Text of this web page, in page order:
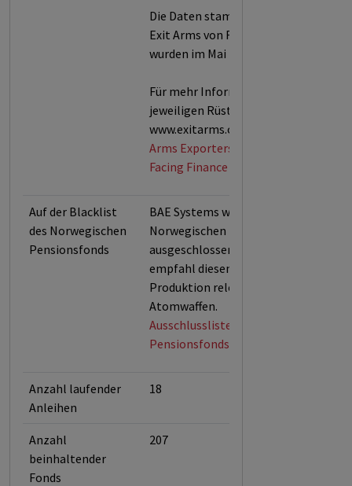
Die Daten stammen aus dem Projekt
Exit Arms von Facing Finance und
wurden im Mai 2026 veröffentlicht.
Für mehr Informationen über die
jeweiligen Rüstungsexporte siehe
www.exitarms.org.
Arms Exporters Exit List (Exitarms)
Facing Finance (Stand: Mai 2026)
Auf der Blacklist
des Norwegischen
Pensionsfonds
BAE Systems wurde im Januar 2018
Norwegischen Pensionsfonds
ausgeschlossen. Der Ethikbeirat
empfahl diesen Schritt wegen der
Produktion relevanter Bestandteile
Atomwaffen.
Ausschlussliste des Norwegischen
Pensionsfonds (Stand April 2026)
Anzahl laufender
Anleihen
18
Anzahl
beinhaltender
Fonds
207